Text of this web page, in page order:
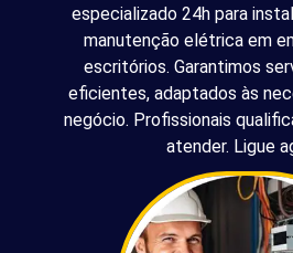
especializado 24h para
manutenção elétrica em
escritórios. Garantimos
eficientes, adaptados às
negócio. Profissionais
atender. Ligue